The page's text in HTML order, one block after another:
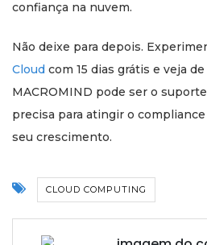
confiança na nuvem.
Não deixe para depois.
Cloud com 15 dias grátis e veja
MACROMIND pode ser o
precisa para atingir o
seu crescimento.
CLOUD COMPUTING